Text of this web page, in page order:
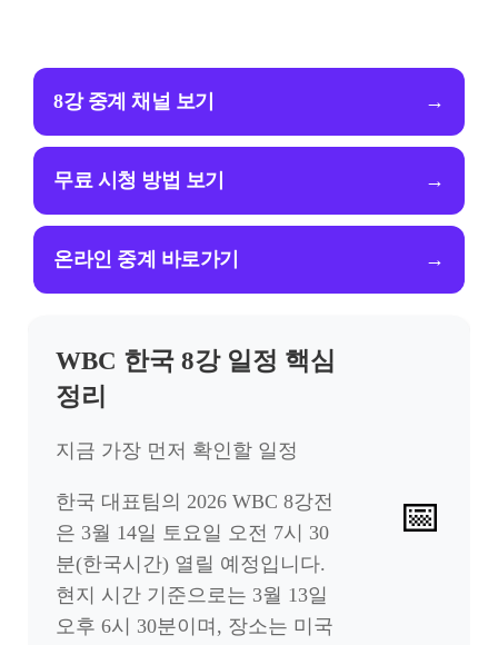
8강 중계 채널 보기 →
무료 시청 방법 보기 →
온라인 중계 바로가기 →
WBC 한국 8강 일정 핵심
정리
지금 가장 먼저 확인할 일정
한국 대표팀의 2026 WBC 8강전
은 3월 14일 토요일 오전 7시 30
분(한국시간) 열릴 예정입니다.
현지 시간 기준으로는 3월 13일
오후 6시 30분이며, 장소는 미국
📅